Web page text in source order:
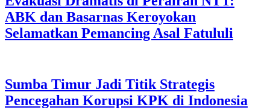
ABK dan Basarnas Keroyokan
Selamatkan Pemancing Asal Fatululi
Sumba Timur Jadi Titik Strategis
Pencegahan Korupsi KPK di Indonesia